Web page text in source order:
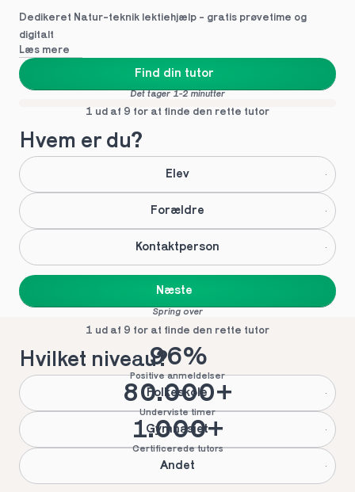
Dedikeret Natur-teknik lektiehjælp - gratis prøvetime og
digitalt
Læs mere
Find din tutor
Det tager 1-2 minutter
1 ud af 9 for at finde den rette tutor
Hvem er du?
Elev
Forældre
Kontaktperson
Næste
Spring over
1 ud af 9 for at finde den rette tutor
Hvilket niveau?
Folkeskole
Gymnasiet
Andet
96%
Positive anmeldelser
80.000+
Underviste timer
1.000+
Certificerede tutors